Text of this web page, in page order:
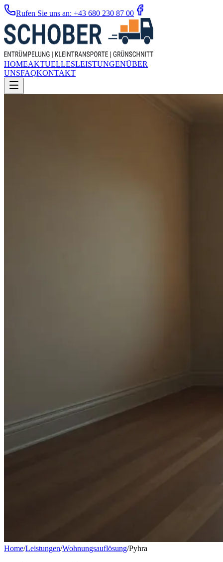
Rufen Sie uns an: +43 680 230 87 00
HOMEAKTUELLESLEISTUNGENÜBER
UNSFAQKONTAKT
Home/Leistungen/Wohnungsauflösung/Pyhra